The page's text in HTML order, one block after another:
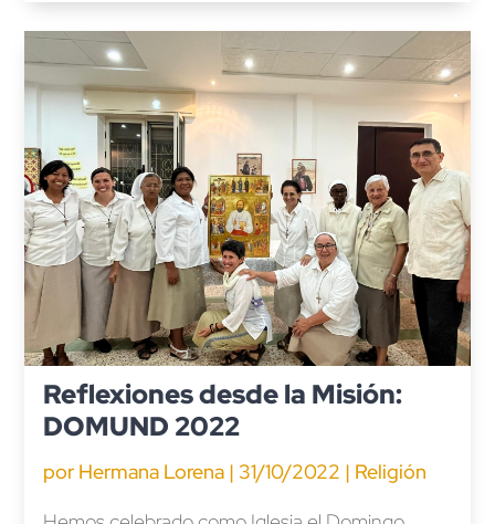
Reflexiones desde la Misión:
DOMUND 2022
por Hermana Lorena| 31/10/2022 | Religión